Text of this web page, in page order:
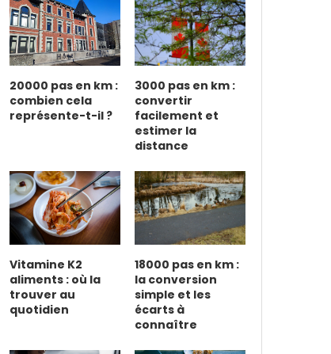
20000 pas en km :
combien cela
représente-t-il ?
3000 pas en km :
convertir
facilement et
estimer la
distance
Vitamine K2
aliments : où la
trouver au
quotidien
18000 pas en km :
la conversion
simple et les
écarts à
connaître